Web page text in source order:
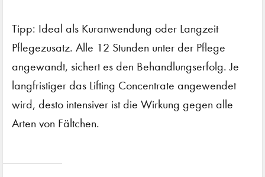
Tipp: Ideal als Kuranwendung oder Langzeit
Pflegezusatz. Alle 12 Stunden unter der Pflege
angewandt, sichert es den Behandlungserfolg. Je
langfristiger das Lifting Concentrate angewendet
wird, desto intensiver ist die Wirkung gegen alle
Arten von Fältchen.